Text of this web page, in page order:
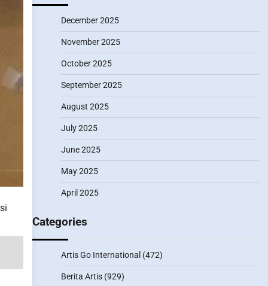
December 2025
November 2025
October 2025
September 2025
August 2025
July 2025
June 2025
May 2025
April 2025
Categories
Artis Go International (472)
Berita Artis(929)